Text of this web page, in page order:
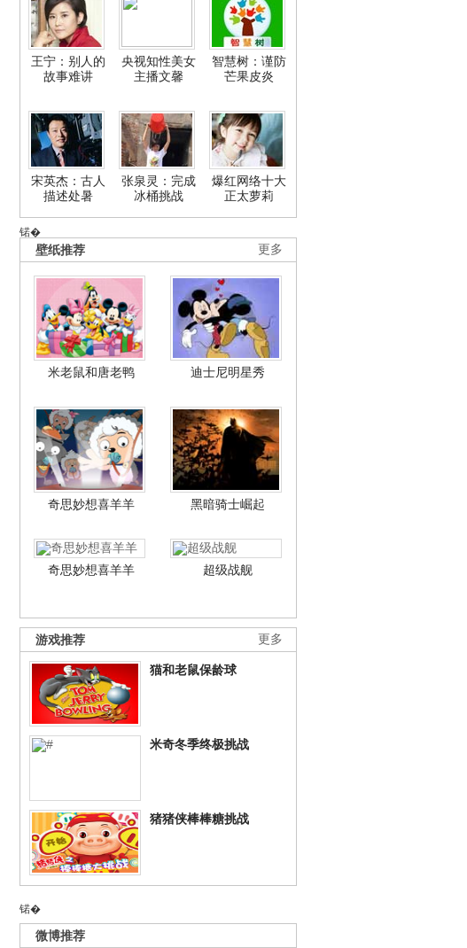
王宁：别人的
故事难讲
央视知性美女
主播文馨
智慧树：谨防
芒果皮炎
宋英杰：古人
描述处暑
张泉灵：完成
冰桶挑战
爆红网络十大
正太萝莉
锘�
更多
壁纸推荐
米老鼠和唐老鸭 迪士尼明星秀
奇思妙想喜羊羊 黑暗骑士崛起
奇思妙想喜羊羊 超级战舰
更多
游戏推荐
猫和老鼠保龄球
米奇冬季终极挑战
猪猪侠棒棒糖挑战
锘�
微博推荐